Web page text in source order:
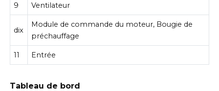
9 Ventilateur
dix
Module de commande du moteur, Bougie de
préchauffage
11 Entrée
Tableau de bord